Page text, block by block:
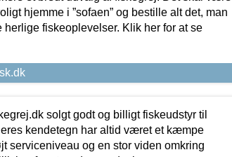
hjemme i ”sofaen” og bestille alt det, man
herlige fiskeoplevelser. Klik her for at se
solgt godt og billigt fiskeudstyr til
kendetegn har altid været et kæmpe
serviceniveau og en stor viden omkring